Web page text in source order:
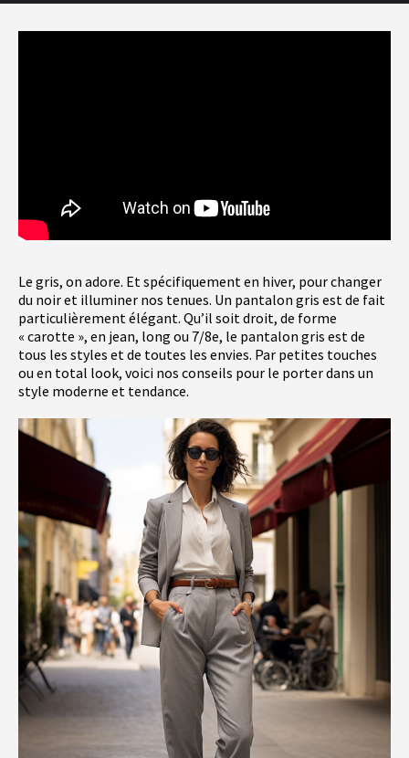
Le gris, on adore. Et spécifiquement en hiver, pour changer
du noir et illuminer nos tenues. Un pantalon gris est de fait
particulièrement élégant. Qu’il soit droit, de forme
« carotte », en jean, long ou 7/8e, le pantalon gris est de
tous les styles et de toutes les envies. Par petites touches
ou en total look, voici nos conseils pour le porter dans un
style moderne et tendance.